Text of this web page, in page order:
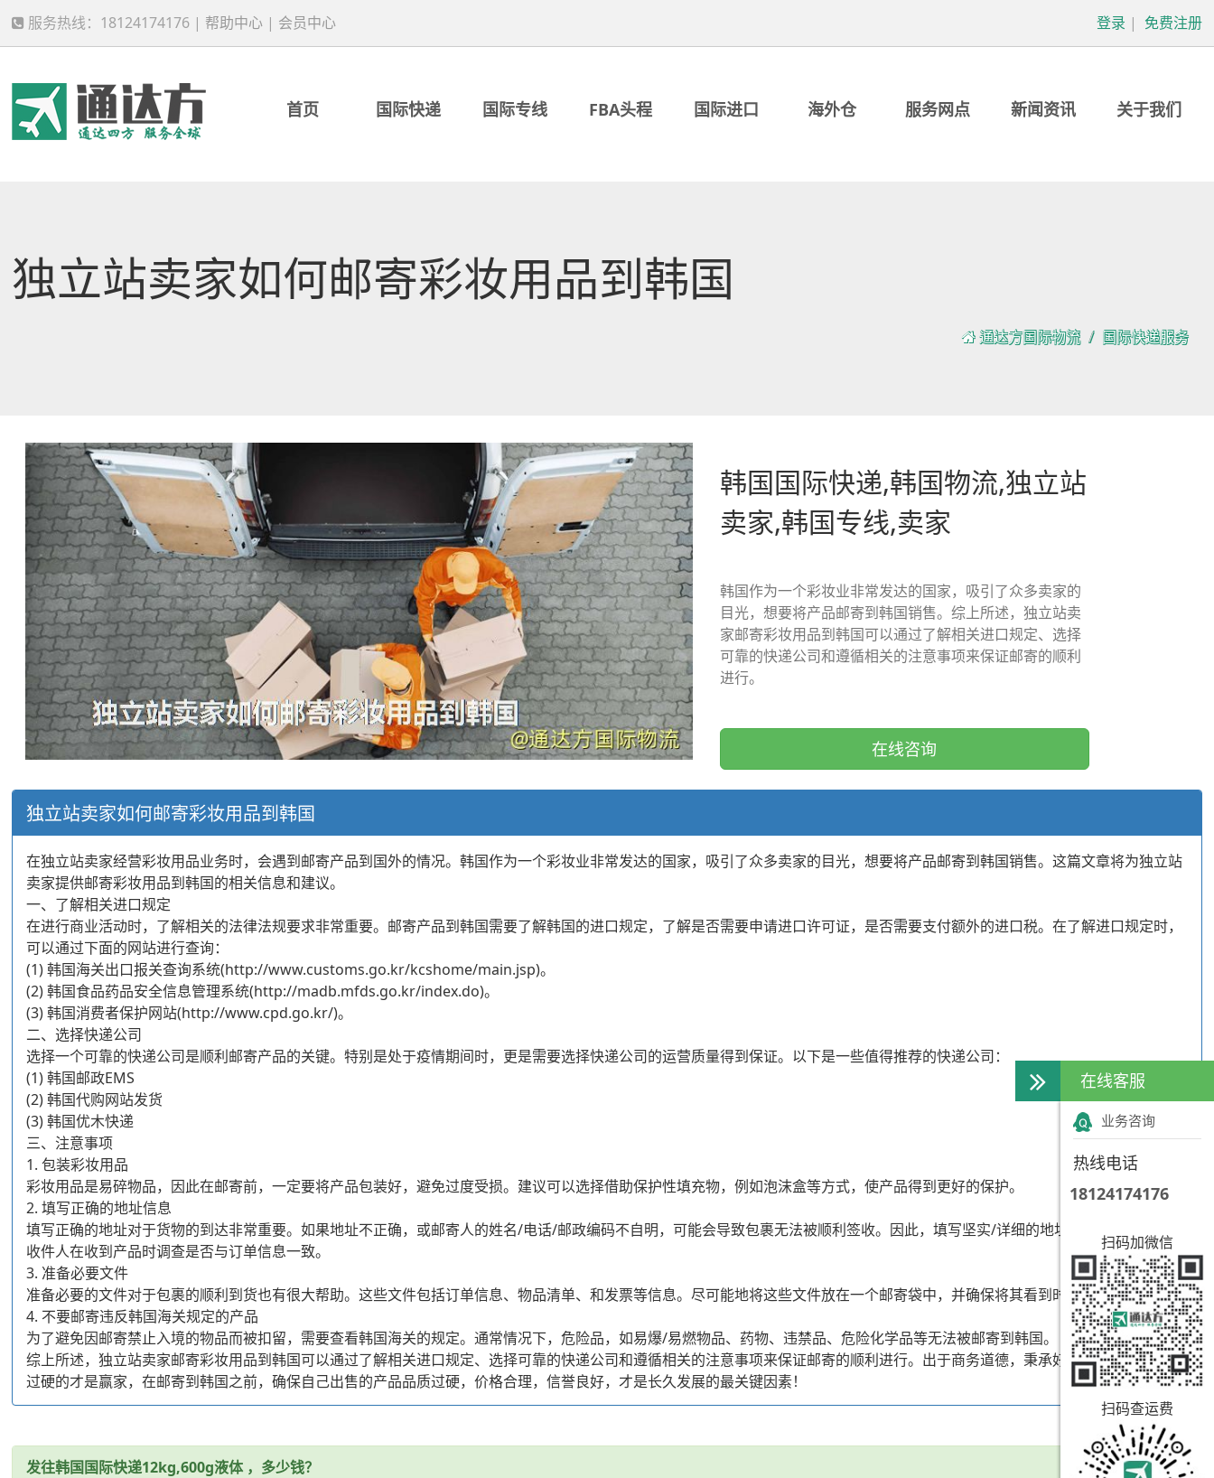
服务热线：18124174176 | 帮助中心 | 会员中心 登录 | 免费注册
首页 国际快递 国际专线 FBA头程 国际进口 海外仓 服务网点 新闻资讯 关于我们
独立站卖家如何邮寄彩妆用品到韩国
通达方国际物流 国际快递服务
韩国国际快递,韩国物流,独立站
卖家,韩国专线,卖家
韩国作为一个彩妆业非常发达的国家，吸引了众多卖家的
目光，想要将产品邮寄到韩国销售。综上所述，独立站卖
家邮寄彩妆用品到韩国可以通过了解相关进口规定、选择
可靠的快递公司和遵循相关的注意事项来保证邮寄的顺利
进行。
在线咨询
独立站卖家如何邮寄彩妆用品到韩国
在独立站卖家经营彩妆用品业务时，会遇到邮寄产品到国外的情况。韩国作为一个彩妆业非常发达的国家，吸引了众多卖家的目光，想要将产品邮寄到韩国销售。这篇文章将为独立站
卖家提供邮寄彩妆用品到韩国的相关信息和建议。
一、了解相关进口规定
在进行商业活动时，了解相关的法律法规要求非常重要。邮寄产品到韩国需要了解韩国的进口规定，了解是否需要申请进口许可证，是否需要支付额外的进口税。在了解进口规定时，
可以通过下面的网站进行查询：
(1) 韩国海关出口报关查询系统(http://www.customs.go.kr/kcshome/main.jsp)。
(2) 韩国食品药品安全信息管理系统(http://madb.mfds.go.kr/index.do)。
(3) 韩国消费者保护网站(http://www.cpd.go.kr/)。
二、选择快递公司
选择一个可靠的快递公司是顺利邮寄产品的关键。特别是处于疫情期间时，更是需要选择快递公司的运营质量得到保证。以下是一些值得推荐的快递公司：
(1) 韩国邮政EMS
(2) 韩国代购网站发货
(3) 韩国优木快递
三、注意事项
1. 包装彩妆用品
彩妆用品是易碎物品，因此在邮寄前，一定要将产品包装好，避免过度受损。建议可以选择借助保护性填充物，例如泡沫盒等方式，使产品得到更好的保护。
2. 填写正确的地址信息
填写正确的地址对于货物的到达非常重要。如果地址不正确，或邮寄人的姓名/电话/邮政编码不自明，可能会导致包裹无法被顺利签收。因此，填写坚实/详细的地址信息和邮编，并让
收件人在收到产品时调查是否与订单信息一致。
3. 准备必要文件
准备必要的文件对于包裹的顺利到货也有很大帮助。这些文件包括订单信息、物品清单、和发票等信息。尽可能地将这些文件放在一个邮寄袋中，并确保将其看到时可轻松获取。
4. 不要邮寄违反韩国海关规定的产品
为了避免因邮寄禁止入境的物品而被扣留，需要查看韩国海关的规定。通常情况下，危险品，如易爆/易燃物品、药物、违禁品、危险化学品等无法被邮寄到韩国。
综上所述，独立站卖家邮寄彩妆用品到韩国可以通过了解相关进口规定、选择可靠的快递公司和遵循相关的注意事项来保证邮寄的顺利进行。出于商务道德，秉承好客心态，产品质量
过硬的才是赢家，在邮寄到韩国之前，确保自己出售的产品品质过硬，价格合理，信誉良好，才是长久发展的最关键因素！
发往韩国国际快递12kg,600g液体 ，多少钱？
在线客服
业务咨询
热线电话
18124174176
扫码加微信
扫码查运费